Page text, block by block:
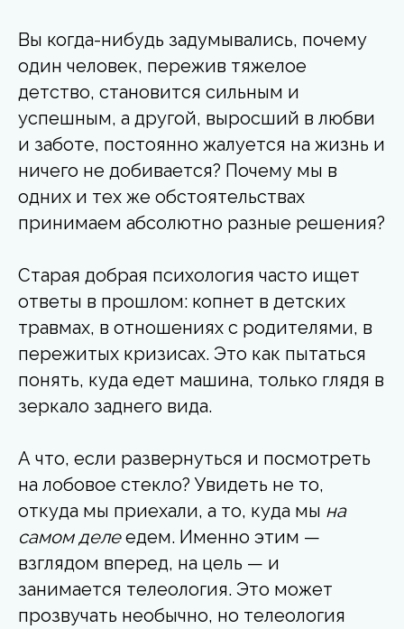
Вы когда-нибудь задумывались, почему
один человек, пережив тяжелое
детство, становится сильным и
успешным, а другой, выросший в любви
и заботе, постоянно жалуется на жизнь и
ничего не добивается? Почему мы в
одних и тех же обстоятельствах
принимаем абсолютно разные решения?
Старая добрая психология часто ищет
ответы в прошлом: копнет в детских
травмах, в отношениях с родителями, в
пережитых кризисах. Это как пытаться
понять, куда едет машина, только глядя в
зеркало заднего вида.
А что, если развернуться и посмотреть
на лобовое стекло? Увидеть не то,
откуда мы приехали, а то, куда мы на
самом делеедем. Именно этим —
взглядом вперед, на цель — и
занимается телеология. Это может
прозвучать необычно, но телеология